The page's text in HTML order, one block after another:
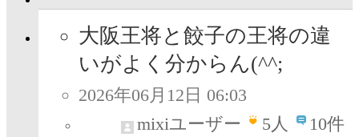
大阪王将と餃子の王将の違
いがよく分からん(^^;
2026年06月12日 06:03
mixiユーザー
5人 10件